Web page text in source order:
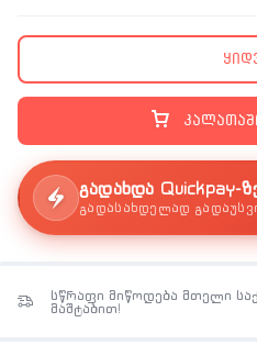
გადახდა Quickpay-
გადასახდელად
სწრაფი მიწოდება მთელი
მაშტაბით!